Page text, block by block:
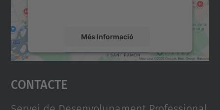
Més Informació
Accepta
powered by
Contacte